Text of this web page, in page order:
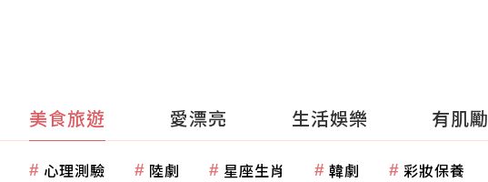
美食旅遊 愛漂亮 生活娛樂 有肌勵
心理測驗 陸劇 星座生肖 韓劇 彩妝保養